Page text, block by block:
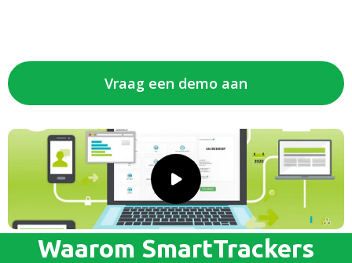
Vraag een demo aan
Speel
video
af
Waarom SmartTrackers